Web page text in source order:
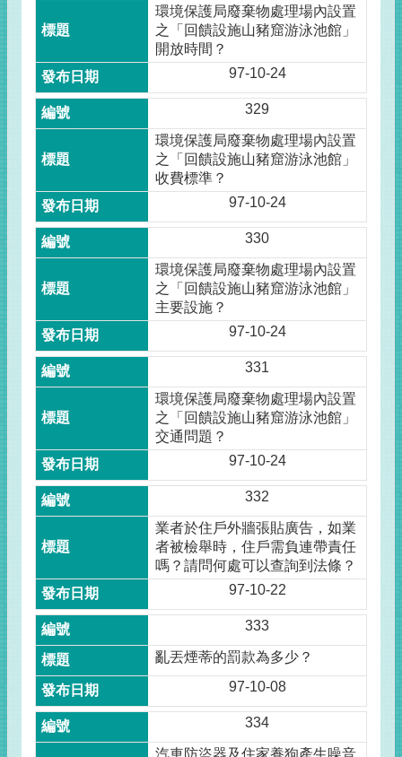
環境保護局廢棄物處理場內設置
之「回饋設施山豬窟游泳池館」
開放時間？
97-10-24
329
環境保護局廢棄物處理場內設置
之「回饋設施山豬窟游泳池館」
收費標準？
97-10-24
330
環境保護局廢棄物處理場內設置
之「回饋設施山豬窟游泳池館」
主要設施？
97-10-24
331
環境保護局廢棄物處理場內設置
之「回饋設施山豬窟游泳池館」
交通問題？
97-10-24
332
業者於住戶外牆張貼廣告，如業
者被檢舉時，住戶需負連帶責任
嗎？請問何處可以查詢到法條？
97-10-22
333
亂丟煙蒂的罰款為多少？
97-10-08
334
汽車防盜器及住家養狗產生噪音